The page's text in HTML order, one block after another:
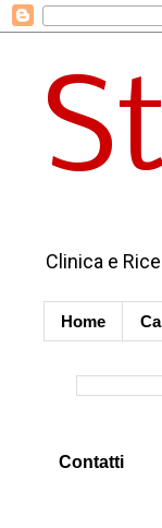
Clinica e
Home
Contatti